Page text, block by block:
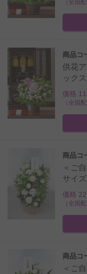
（全国
商品コ
供花
ック
価格
（全国
商品コ
＜ご
サイ
価格
（全国
商品コ
＜ご